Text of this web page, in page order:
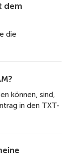
dem
die
können, sind,
in den TXT-